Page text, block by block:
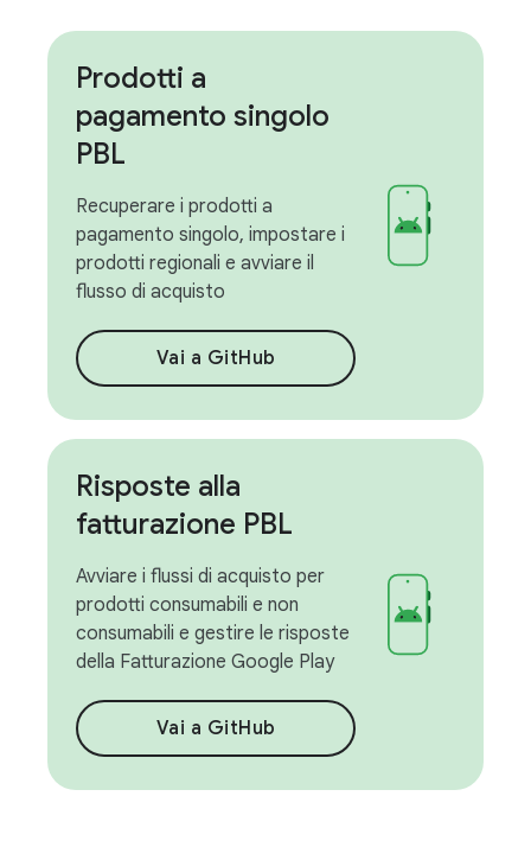
Prodotti a
pagamento singolo
PBL
Recuperare i prodotti a
pagamento singolo, impostare i
prodotti regionali e avviare il
flusso di acquisto
Vai a GitHub
Risposte alla
fatturazione PBL
Avviare i flussi di acquisto per
prodotti consumabili e non
consumabili e gestire le risposte
della Fatturazione Google Play
Vai a GitHub